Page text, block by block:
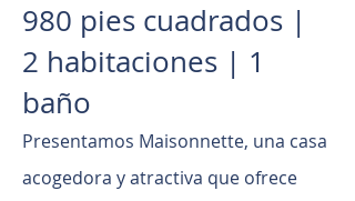
980 pies cuadrados |
2 habitaciones | 1
baño
Presentamos Maisonnette, una casa
acogedora y atractiva que ofrece